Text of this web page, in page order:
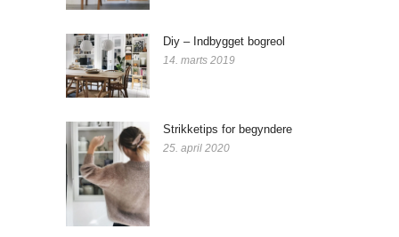
Diy – Indbygget bogreol
14. marts 2019
Strikketips for begyndere
25. april 2020